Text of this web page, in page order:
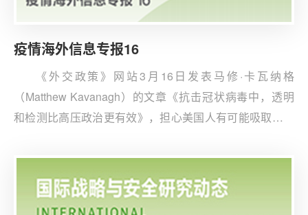
疫情海外信息专报16
《外交政策》网站3月16日发表马修·卡瓦纳格
（Matthew Kavanagh）的文章《抗击冠状病毒中，透明
和检测比高压政治更有效》，担心美国人有可能吸取疫情